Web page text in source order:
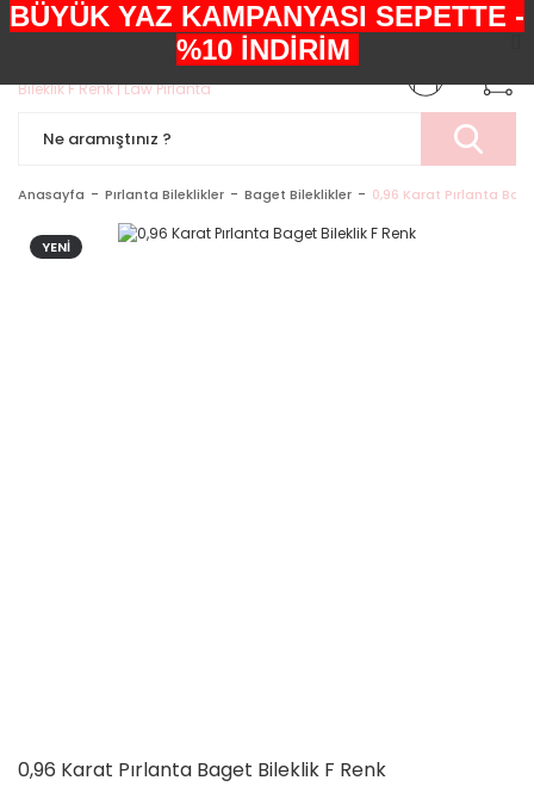
+90552 303 05 29
Anasayfa Pırlanta Bileklikler Baget Bileklikler 0,96 Karat Pırlanta
YENİ
0,96 Karat Pırlanta Baget Bileklik F Renk
BÜYÜK YAZ KAMPANYASI SEPETTE -
%10 İNDİRİM